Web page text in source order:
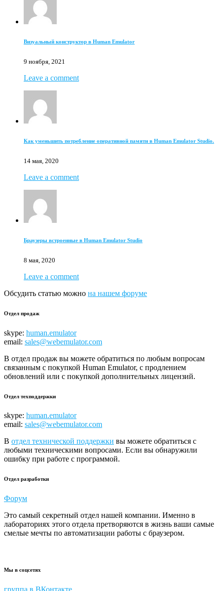
Визуальный конструктор в Human Emulator
9 ноября, 2021
Leave a comment
Как уменьшить потребление оперативной памяти в Human Emulator Studio.
14 мая, 2020
Leave a comment
Браузеры встроенные в Human Emulator Studio
8 мая, 2020
Leave a comment
Обсудить статью можно на нашем форуме
Отдел продаж
skype: human.emulator
email: sales@webemulator.com
В отдел продаж вы можете обратиться по любым вопросам
связанным с покупкой Human Emulator, с продлением
обновлений или с покупкой дополнительных лицензий.
Отдел техподдержки
skype: human.emulator
email: sales@webemulator.com
В отдел технической поддержки вы можете обратиться с
любыми техническими вопросами. Если вы обнаружили
ошибку при работе с программой.
Отдел разработки
Форум
Это самый секретный отдел нашей компании. Именно в
лабораториях этого отдела претворяются в жизнь ваши самые
смелые мечты по автоматизации работы с браузером.
Мы в соцсетях